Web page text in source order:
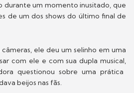
um momento inusitado, que
de um dos shows do último final de
ele deu um selinho em uma
com ele e com sua dupla musical,
questionou sobre uma prática
beijos nas fãs.